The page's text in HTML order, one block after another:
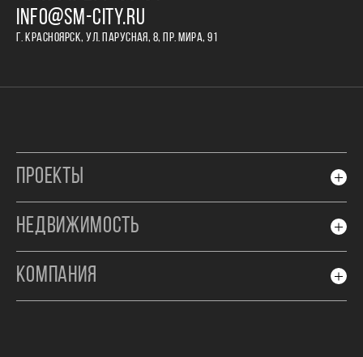
INFO@SM-CITY.RU
Г. КРАСНОЯРСК, УЛ. ПАРУСНАЯ, 8, ПР. МИРА, 91
ПРОЕКТЫ
НЕДВИЖИМОСТЬ
КОМПАНИЯ